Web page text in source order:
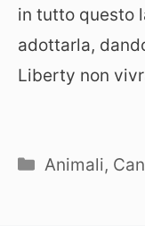
in tutto questo
adottarla,
Liberty non
Categorie
Animali,